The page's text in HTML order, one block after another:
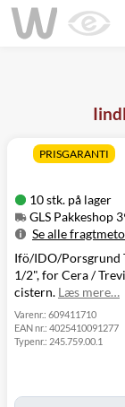
PRISGARANTI
10 stk. på lager
GLS Pakkeshop
Se alle
Metode
GLS Pakkeshop
GLS
Hjemmelevering
GLS Erhverv
Direkte levering
(9230)
Ifö/IDO/Porsgrund
1/2", for Cera /
cistern. Læs mere…
Varenr.: 609411710
EAN nr.: 4025410091277
Typenr.: 245.759.00.1
Mangler chatten?
Ret samtykke!